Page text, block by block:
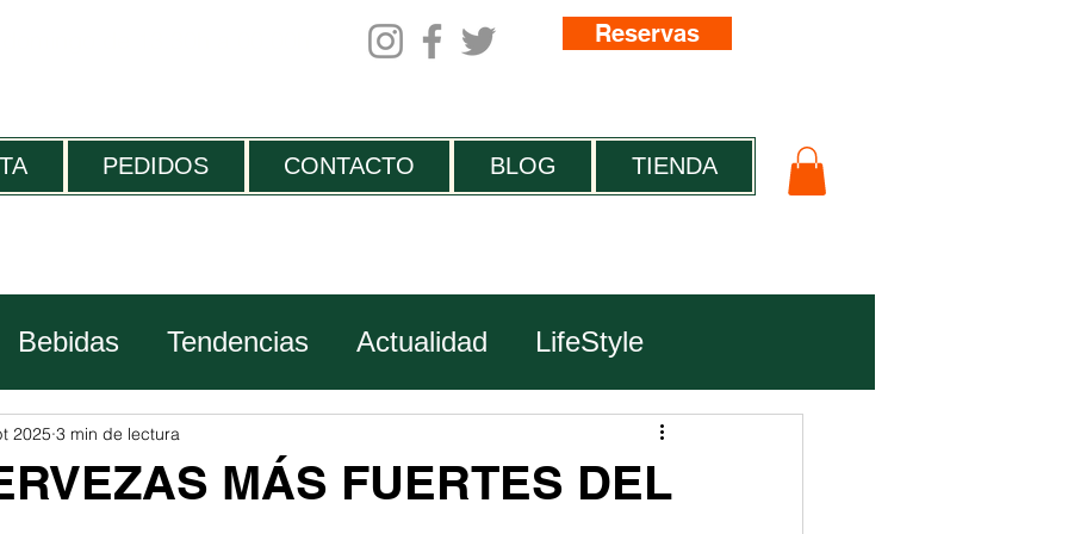
Reservas
PEDIDOS CONTACTO BLOG TIENDA
Bebidas Tendencias Actualidad LifeStyle
Viajes
MÁS FUERTES DEL
2025 3 min de lectura